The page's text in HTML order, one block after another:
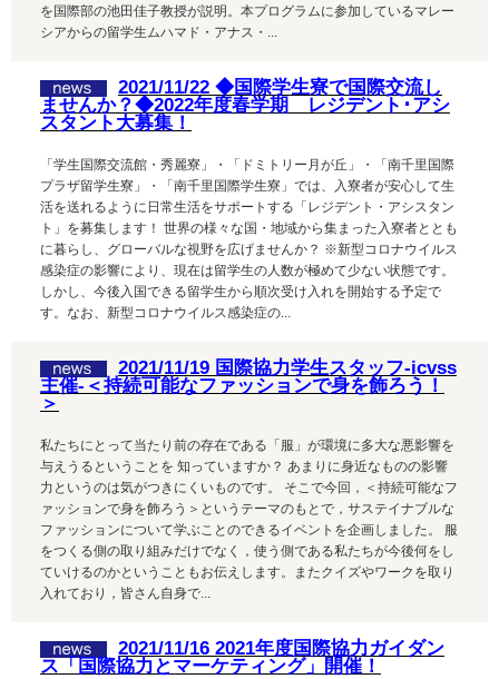
を国際部の池田佳子教授が説明。本プログラムに参加しているマレー
シアからの留学生ムハマド・アナス・...
2021/11/22 ◆国際学生寮で国際交流し
ませんか？◆2022年度春学期 レジデント･アシ
スタント大募集！
「学生国際交流館・秀麗寮」・「ドミトリー月が丘」・「南千里国際
プラザ留学生寮」・「南千里国際学生寮」では、入寮者が安心して生
活を送れるように日常生活をサポートする「レジデント・アシスタン
ト」を募集します！ 世界の様々な国・地域から集まった入寮者ととも
に暮らし、グローバルな視野を広げませんか？ ※新型コロナウイルス
感染症の影響により、現在は留学生の人数が極めて少ない状態です。
しかし、今後入国できる留学生から順次受け入れを開始する予定で
す。なお、新型コロナウイルス感染症の...
2021/11/19 国際協力学生スタッフ-icvss
主催-＜持続可能なファッションで身を飾ろう！
＞
私たちにとって当たり前の存在である「服」が環境に多大な悪影響を
与えうるということを 知っていますか？ あまりに身近なものの影響
力というのは気がつきにくいものです。 そこで今回，＜持続可能なフ
ァッションで身を飾ろう＞というテーマのもとで，サステイナブルな
ファッションについて学ぶことのできるイベントを企画しました。 服
をつくる側の取り組みだけでなく，使う側である私たちが今後何をし
ていけるのかということもお伝えします。またクイズやワークを取り
入れており，皆さん自身で...
2021/11/16 2021年度国際協力ガイダン
ス「国際協力とマーケティング」開催！